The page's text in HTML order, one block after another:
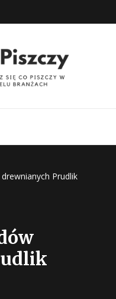
Prudlik